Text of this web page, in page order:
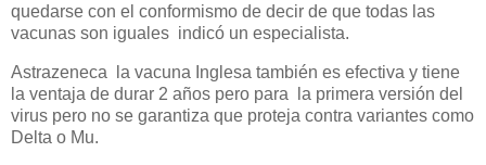
quedarse con el conformismo de decir de que todas las
vacunas son iguales indicó un especialista.
Astrazeneca la vacuna Inglesa también es efectiva y tiene
la ventaja de durar 2 años pero para la primera versión del
virus pero no se garantiza que proteja contra variantes como
Delta o Mu.